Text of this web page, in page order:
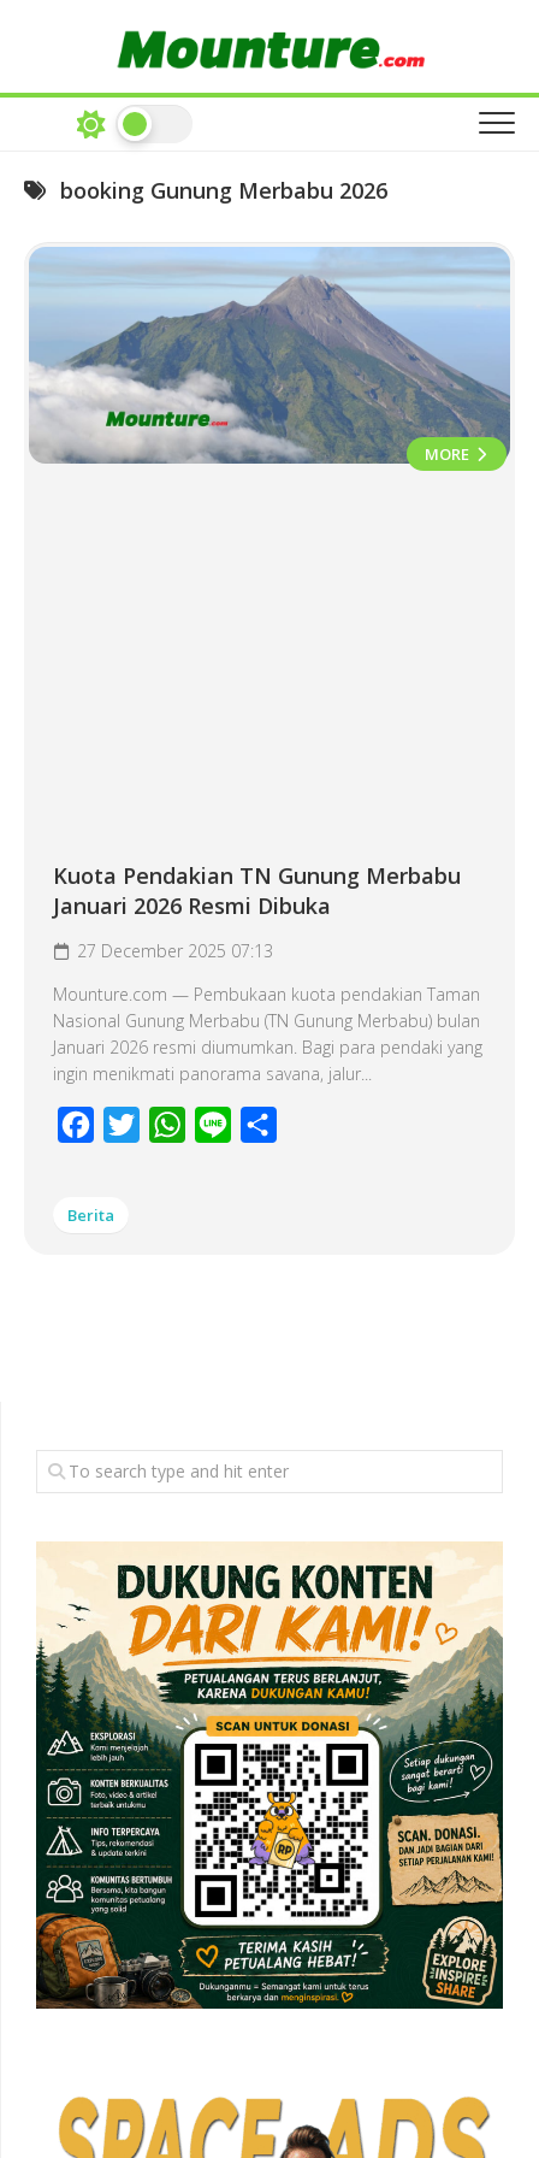
booking Gunung Merbabu 2026
MORE
Kuota Pendakian TN Gunung Merbabu
Januari 2026 Resmi Dibuka
27 December 2025 07:13
Mounture.com — Pembukaan kuota pendakian Taman
Nasional Gunung Merbabu (TN Gunung Merbabu) bulan
Januari 2026 resmi diumumkan. Bagi para pendaki yang
ingin menikmati panorama savana, jalur...
Facebook
Twitter WhatsApp
Line
Berita